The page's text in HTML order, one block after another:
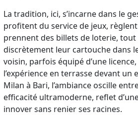
La tradition, ici, s’incarne dans le
profitent du service de jeux,
prennent des billets de loterie,
discrètement leur cartouche dans
voisin, parfois équipé d’une
l’expérience en terrasse devant un
Milan à Bari, l’ambiance oscille
efficacité ultramoderne, reflet
innover sans renier ses racines.